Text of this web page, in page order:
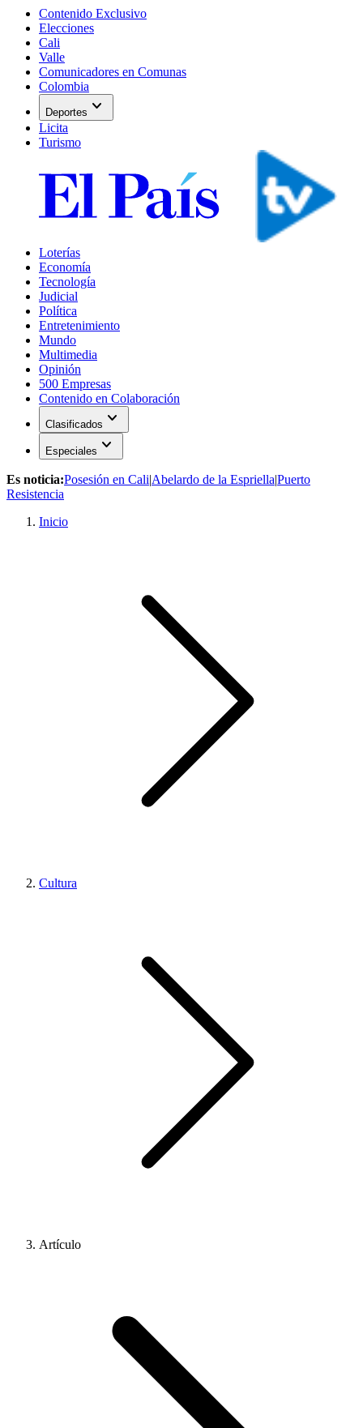
Contenido Exclusivo
Elecciones
Cali
Valle
Comunicadores en Comunas
Colombia
Deportes expand_more
Licita
Turismo
Loterías
Economía
Tecnología
Judicial
Política
Entretenimiento
Mundo
Multimedia
Opinión
500 Empresas
Contenido en Colaboración
Clasificados expand_more
Especiales expand_more
Es noticia:Posesión en Cali|Abelardo de la Espriella|Puerto
Resistencia
Inicio
Cultura
Artículo